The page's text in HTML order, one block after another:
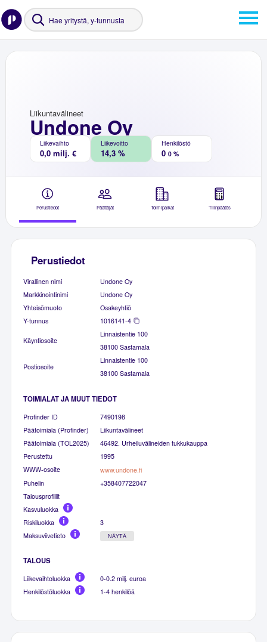
Undone Oy
Liikuntavälineet
Liikevaihto
0,0 milj. €
Liikevoitto
14,3 %
Henkilöstö
0 0 %
Perustiedot Päättäjät Toimipaikat Tilinpäätös
Perustiedot
Virallinen nimi
Undone Oy
Markkinointinimi
Undone Oy
Yhteisömuoto
Osakeyhtiö
Y-tunnus
1016141-4
Käyntiosoite
Linnaistentie 100
38100 Sastamala
Postiosoite
Linnaistentie 100
38100 Sastamala
TOIMIALAT JA MUUT TIEDOT
Profinder ID
7490198
Päätoimiala (Profinder)
Liikuntavälineet
Päätoimiala (TOL2025)
46492. Urheiluvälineiden tukkukauppa
Perustettu
1995
WWW-osoite
www.undone.fi
Puhelin
+358407722047
Talousprofiilit
Kasvuluokka
Riskiluokka
3
Maksuviivetieto
NÄYTÄ
TALOUS
Liikevaihtoluokka
0-0.2 milj. euroa
Henkilöstöluokka
1-4 henkilöä